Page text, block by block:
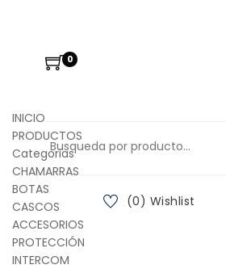
0
INICIO
PRODUCTOS
Categorias
CHAMARRAS
BOTAS
CASCOS
ACCESORIOS
PROTECCIÓN
INTERCOM
(0) Wishlist